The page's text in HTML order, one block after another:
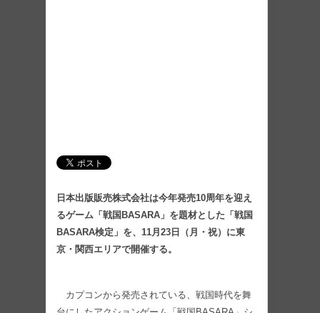
日本出版販売株式会社は今年発売10周年を迎え
るゲーム「戦国BASARA」を題材とした「戦国
BASARA検定」を、11月23日（月・祝）に東
京・関西エリアで開催する。
カプコンから発売されている、戦国時代を舞